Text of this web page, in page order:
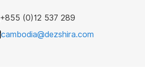
+855 (0)12 537 289
cambodia@dezshira.com